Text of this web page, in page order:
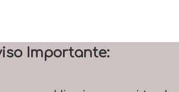
Importante: